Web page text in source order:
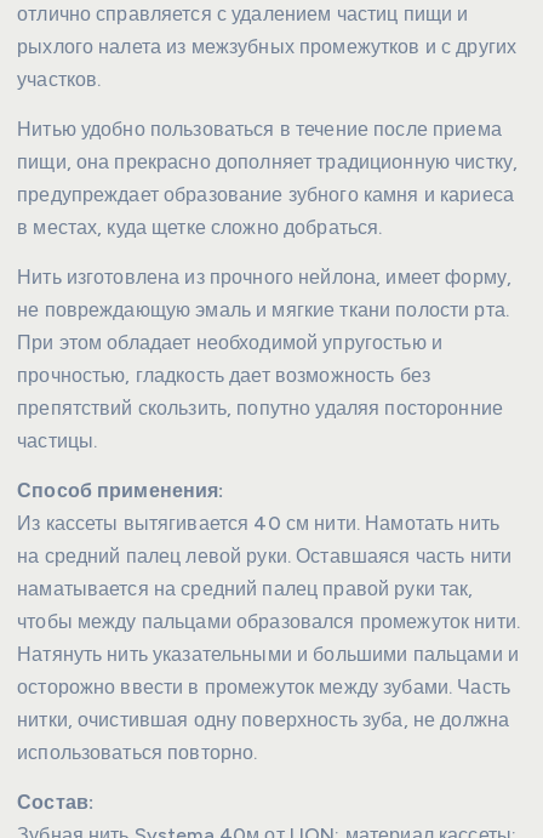
отлично справляется с удалением частиц пищи и
рыхлого налета из межзубных промежутков и с других
участков.
Нитью удобно пользоваться в течение после приема
пищи, она прекрасно дополняет традиционную чистку,
предупреждает образование зубного камня и кариеса
в местах, куда щетке сложно добраться.
Нить изготовлена из прочного нейлона, имеет форму,
не повреждающую эмаль и мягкие ткани полости рта.
При этом обладает необходимой упругостью и
прочностью, гладкость дает возможность без
препятствий скользить, попутно удаляя посторонние
частицы.
Способ применения:
Из кассеты вытягивается 40 см нити. Намотать нить
на средний палец левой руки. Оставшаяся часть нити
наматывается на средний палец правой руки так,
чтобы между пальцами образовался промежуток нити.
Натянуть нить указательными и большими пальцами и
осторожно ввести в промежуток между зубами. Часть
нитки, очистившая одну поверхность зуба, не должна
использоваться повторно.
Состав: